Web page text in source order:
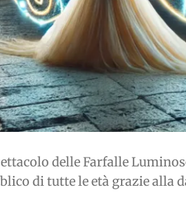
delle Farfalle
di tutte le età grazie